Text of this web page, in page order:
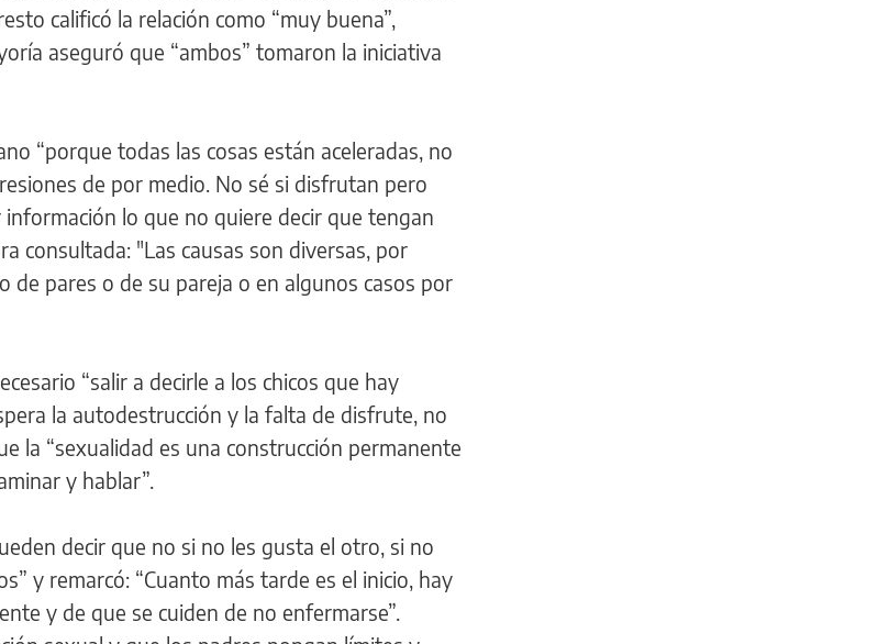
calificó la relación como “muy buena”,
aseguró que “ambos” tomaron la iniciativa
“porque todas las cosas están aceleradas, no
de por medio. No sé si disfrutan pero
lo que no quiere decir que tengan
consultada: "Las causas son diversas, por
pares o de su pareja o en algunos casos por
“salir a decirle a los chicos que hay
la autodestrucción y la falta de disfrute, no
la “sexualidad es una construcción permanente
y hablar”.
decir que no si no les gusta el otro, si no
y remarcó: “Cuanto más tarde es el inicio, hay
y de que se cuiden de no enfermarse”.